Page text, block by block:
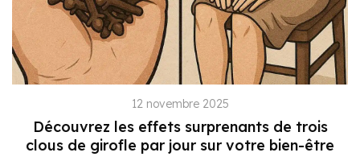
12 novembre 2025
Découvrez les effets surprenants de trois
clous de girofle par jour sur votre bien-être